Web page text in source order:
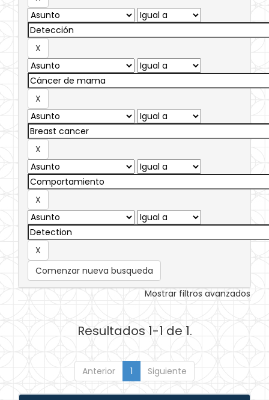
Comenzar nueva busqueda
Mostrar filtros avanzados
Resultados 1-1 de 1.
Anterior 1 Siguiente